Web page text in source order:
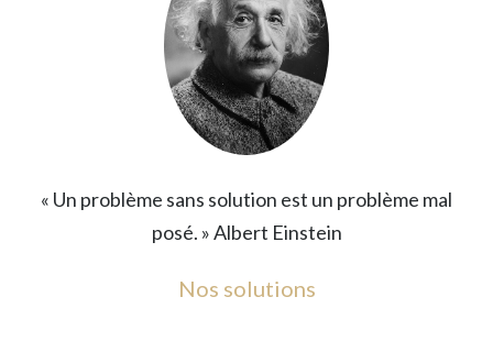
« Un problème sans solution est un problème mal
posé. » Albert Einstein
Nos solutions